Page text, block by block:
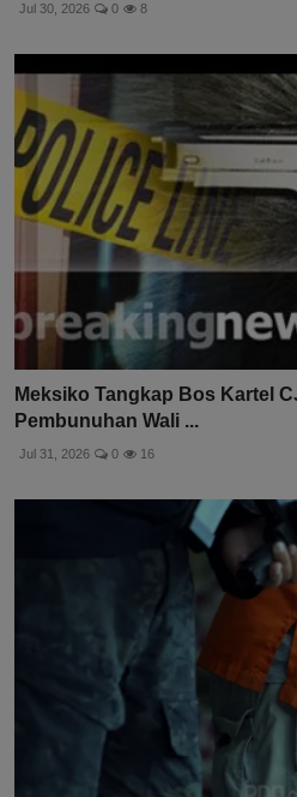
Jul 30, 2026 0 8
Meksiko Tangkap Bos Kartel
Pembunuhan Wali ...
Jul 31, 2026 0 16